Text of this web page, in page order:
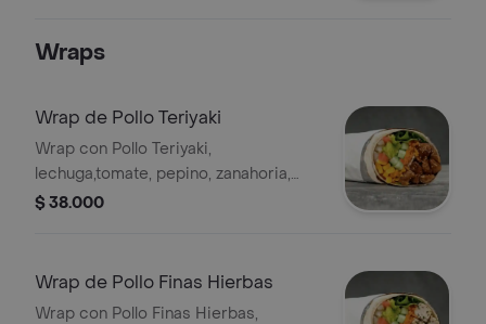
Wraps
Wrap de Pollo Teriyaki
Wrap con Pollo Teriyaki,
lechuga,tomate, pepino, zanahoria,
pico de gallo, maíz y guacamole en
$ 38.000
Wrap de Pollo Finas Hierbas
Wrap con Pollo Finas Hierbas,